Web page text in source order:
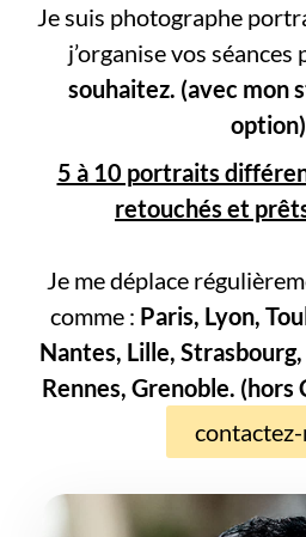
Je suis photographe
j’organise vos séances
souhaitez. (avec mon
option)
5 à 10 portraits
retouchés et
Je me déplace
comme : Paris, Lyon,
Nantes, Lille,
Rennes, Grenoble. (hors